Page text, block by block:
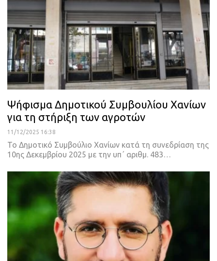
Ψήφισμα Δημοτικού Συμβουλίου Χανίων
για τη στήριξη των αγροτών
11/12/2025 16:38
Το Δημοτικό Συμβούλιο Χανίων κατά τη συνεδρίαση της
10ης Δεκεμβρίου 2025 με την υπ΄ αριθμ. 483…